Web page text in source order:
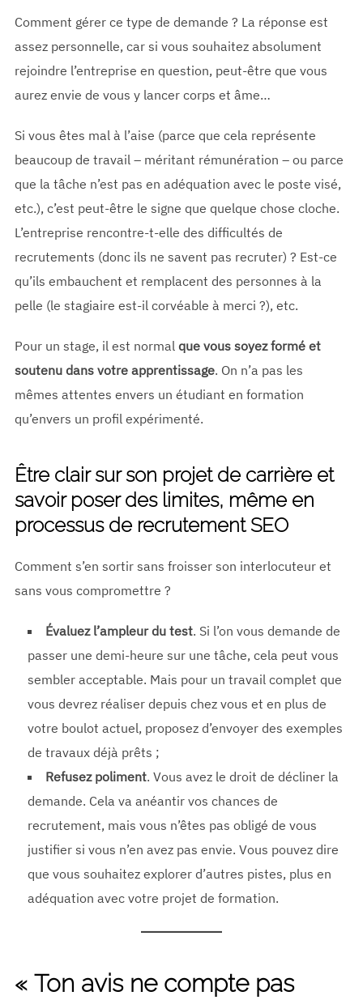
Comment gérer ce type de demande ? La réponse est
assez personnelle, car si vous souhaitez absolument
rejoindre l’entreprise en question, peut-être que vous
aurez envie de vous y lancer corps et âme…
Si vous êtes mal à l’aise (parce que cela représente
beaucoup de travail – méritant rémunération – ou parce
que la tâche n’est pas en adéquation avec le poste visé,
etc.), c’est peut-être le signe que quelque chose cloche.
L’entreprise rencontre-t-elle des difficultés de
recrutements (donc ils ne savent pas recruter) ? Est-ce
qu’ils embauchent et remplacent des personnes à la
pelle (le stagiaire est-il corvéable à merci ?), etc.
Pour un stage, il est normal que vous soyez formé et
soutenu dans votre apprentissage. On n’a pas les
mêmes attentes envers un étudiant en formation
qu’envers un profil expérimenté.
Être clair sur son projet de carrière et
savoir poser des limites, même en
processus de recrutement SEO
Comment s’en sortir sans froisser son interlocuteur et
sans vous compromettre ?
Évaluez l’ampleur du test. Si l’on vous demande de
passer une demi-heure sur une tâche, cela peut vous
sembler acceptable. Mais pour un travail complet que
vous devrez réaliser depuis chez vous et en plus de
votre boulot actuel, proposez d’envoyer des exemples
de travaux déjà prêts ;
Refusez poliment. Vous avez le droit de décliner la
demande. Cela va anéantir vos chances de
recrutement, mais vous n’êtes pas obligé de vous
justifier si vous n’en avez pas envie. Vous pouvez dire
que vous souhaitez explorer d’autres pistes, plus en
adéquation avec votre projet de formation.
« Ton avis ne compte pas